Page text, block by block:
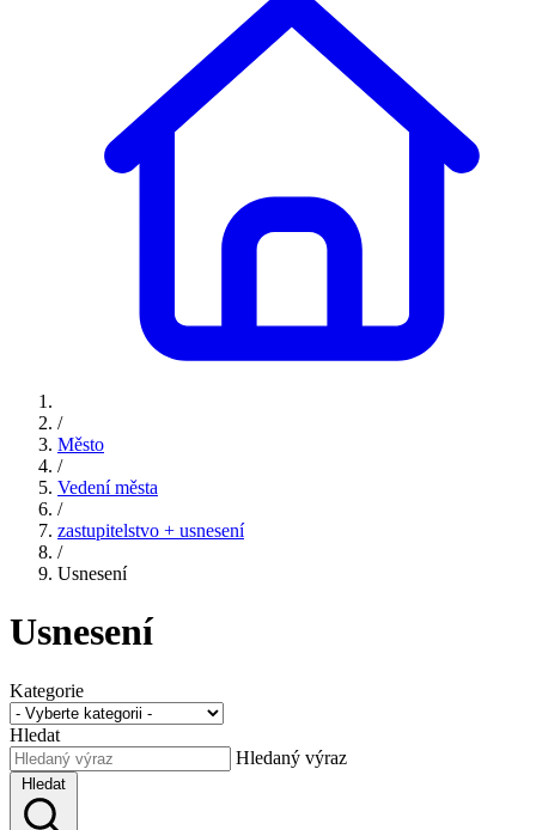
/
Město
/
Vedení města
/
zastupitelstvo + usnesení
/
Usnesení
Usnesení
Kategorie
Hledat
Hledaný výraz
Hledat